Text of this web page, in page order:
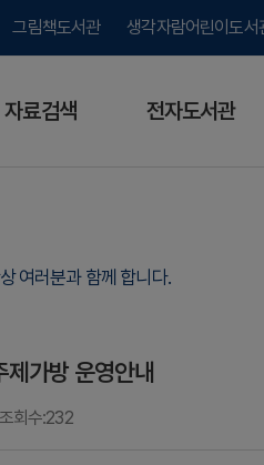
그림책도서관 생각자람어린이도서
자료검색 전자도서관
여러분과 함께 합니다.
가방 운영안내
조회수 232